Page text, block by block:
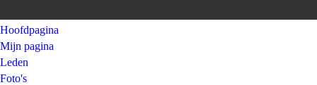
Hoofdpagina
Mijn pagina
Leden
Foto's